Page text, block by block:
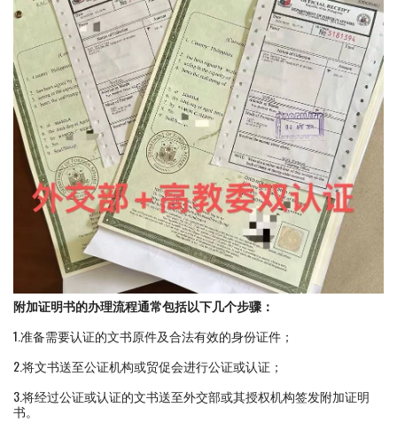
附加证明书的办理流程通常包括以下几个步骤：
1.准备需要认证的文书原件及合法有效的身份证件；
2.将文书送至公证机构或贸促会进行公证或认证；
3.将经过公证或认证的文书送至外交部或其授权机构签发附加证明
书。